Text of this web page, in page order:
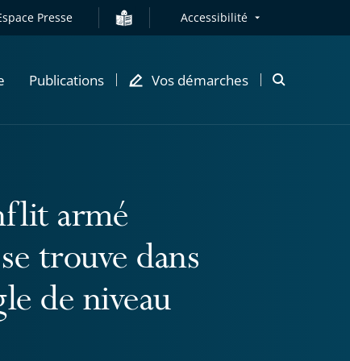
Presse Accessibilité
Publications Vos démarches
Ouvrir
armé
trouve dans
de niveau